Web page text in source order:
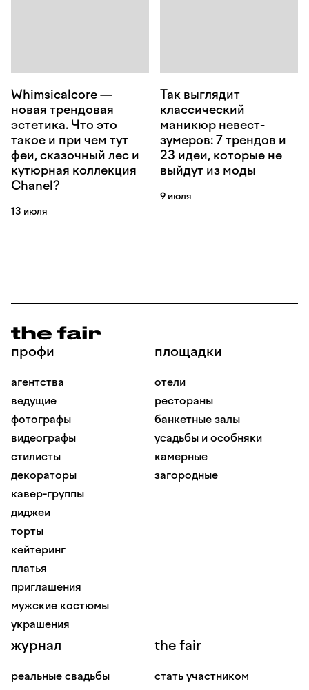
Whimsicalcore —
новая трендовая
эстетика. Что это
такое и при чем тут
феи, сказочный лес и
кутюрная коллекция
Chanel?
13 июля
Так выглядит
классический
маникюр невест-
зумеров: 7 трендов и
23 идеи, которые не
выйдут из моды
9 июля
профи
агентства
ведущие
фотографы
видеографы
стилисты
декораторы
кавер-группы
диджеи
торты
кейтеринг
платья
приглашения
мужские костюмы
украшения
площадки
отели
рестораны
банкетные залы
усадьбы и особняки
камерные
загородные
журнал
реальные свадьбы
the fair
стать участником